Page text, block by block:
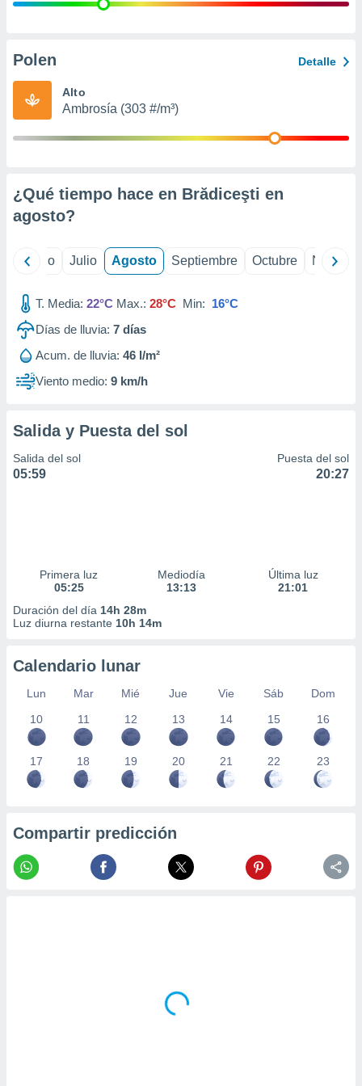
e
publicidad
Polen Detalle
Alto
Ambrosía (303 #/m³)
¿Qué tiempo hace en Brădiceşti en
agosto?
Junio Julio Agosto Septiembre Octubre
T. Media: 22°C Max.: 28°C Min: 16°C
Días de lluvia: 7 días
Acum. de lluvia: 46 l/m²
Viento medio: 9 km/h
Salida y Puesta del sol
Salida del sol
05:59
Puesta del sol
20:27
Primera luz
05:25
Mediodía
13:13
Última luz
21:01
Duración del día 14h 28m
Luz diurna restante 10h 14m
Calendario lunar
Lun Mar Mié Jue Vie Sáb
Dom
10
11 12 13 14 15 16
17 18 19 20 21 22 23
Compartir predicción